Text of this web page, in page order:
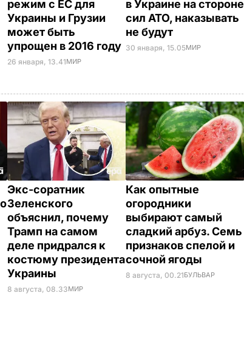
режим с ЕС для
Украины и Грузии
может быть
упрощен в 2016 году
26 января, 13.41МИР
в Украине на стороне
сил АТО, наказывать
не будут
30 января, 15.05МИР
Экс-соратник
Зеленского
объяснил, почему
Трамп на самом
деле придрался к
костюму президента
Украины
8 августа, 08.33МИР
Как опытные
огородники
выбирают самый
сладкий арбуз. Семь
признаков спелой и
сочной ягоды
8 августа, 00.21БУЛЬВАР